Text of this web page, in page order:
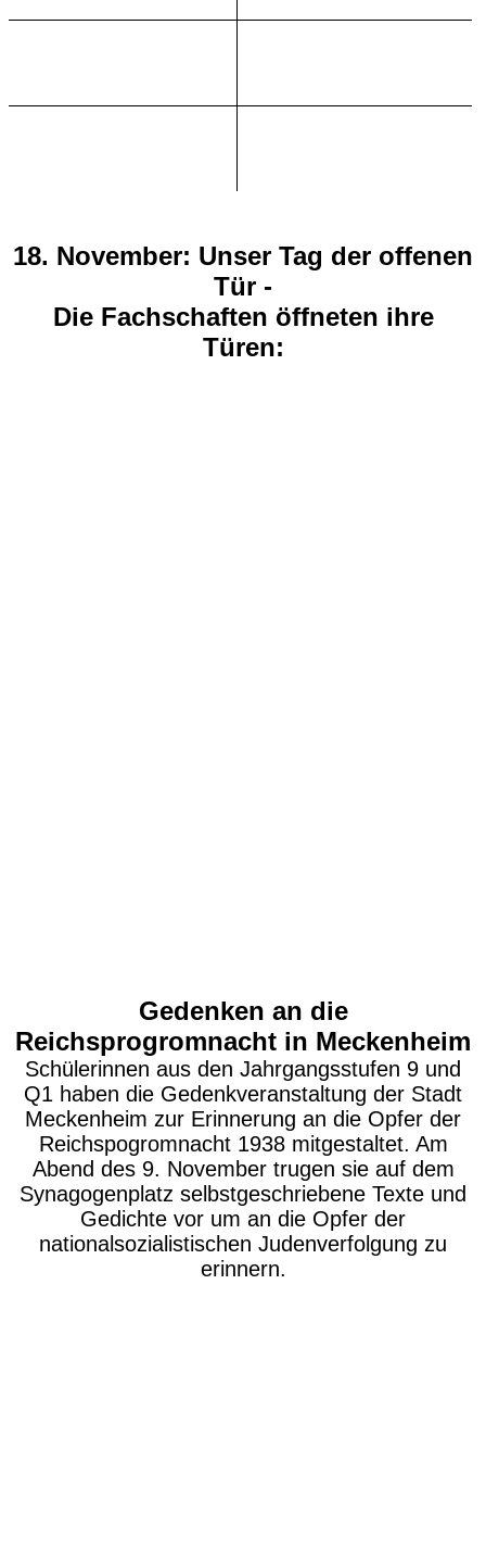
18. November: Unser Tag der offenen
Tür -
Die Fachschaften öffneten ihre
Türen:
Gedenken an die
Reichsprogromnacht in Meckenheim
Schülerinnen aus den Jahrgangsstufen 9 und
Q1 haben die Gedenkveranstaltung der Stadt
Meckenheim zur Erinnerung an die Opfer der
Reichspogromnacht 1938 mitgestaltet. Am
Abend des 9. November trugen sie auf dem
Synagogenplatz selbstgeschriebene Texte und
Gedichte vor um an die Opfer der
nationalsozialistischen Judenverfolgung zu
erinnern.